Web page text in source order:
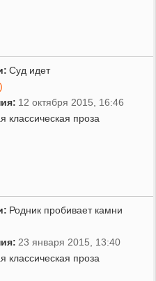
Суд идет
12 октября 2015, 16:46
классическая проза
Родник пробивает камни
23 января 2015, 13:40
классическая проза